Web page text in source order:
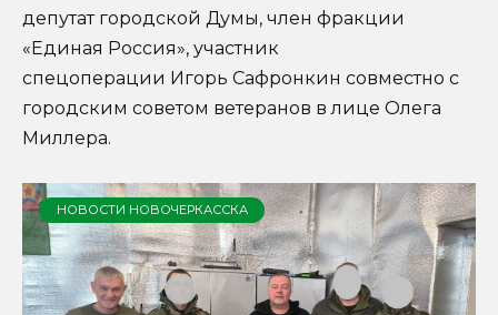
депутат городской Думы, член фракции
«Единая Россия», участник
спецоперации Игорь Сафронкин совместно с
городским советом ветеранов в лице Олега
Миллера.
НОВОСТИ НОВОЧЕРКАССКА